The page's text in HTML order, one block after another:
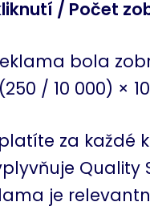
/ Počet
bola
/ 10 000) ×
za každé
Quality
je